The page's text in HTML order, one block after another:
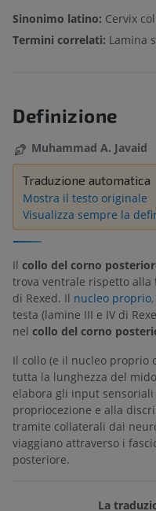
Sinonimo latino: Cervix
Termini correlati: Lamina
Definizione
Muhammad A. Javaid
Traduzione automatica
Mostra il testo originale
Visualizza sempre la
Il collo del corno
trova ventrale rispetto alla
di Rexed. Il nucleo proprio
testa (lamine III e IV di
nel collo del corno
Il collo (e il nucleo proprio
tutta la lunghezza del
elabora gli input
propriocezione e alla
tramite collaterali dai
viaggiano attraverso i
posteriore.
La